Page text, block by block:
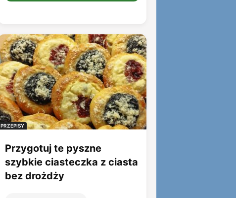
PRZEPISY
Przygotuj te pyszne
szybkie ciasteczka z ciasta
bez drożdży